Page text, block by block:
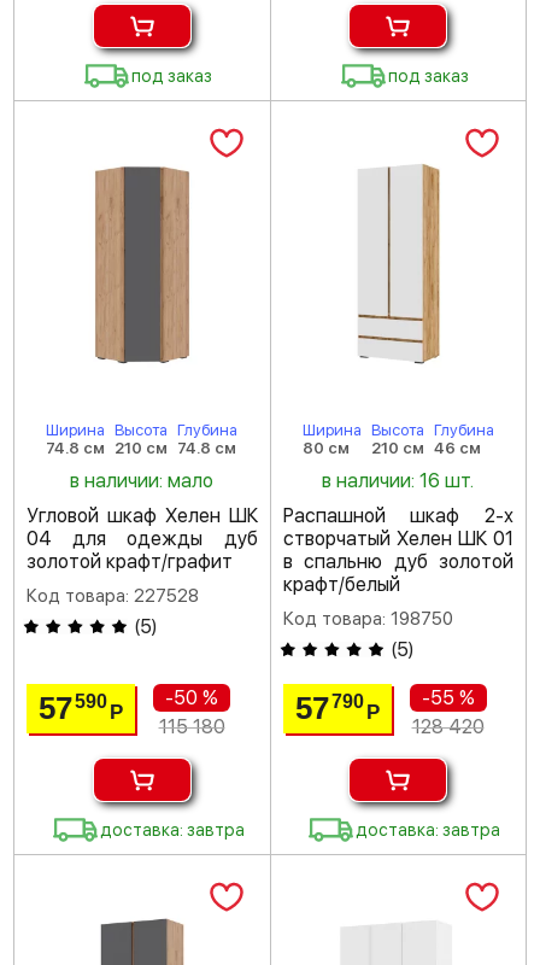
под заказ под заказ
Ширина
74.8 см
Высота
210 см
Глубина
74.8 см
в наличии: мало
Угловой шкаф Хелен ШК
04 для одежды дуб
золотой крафт/графит
Код товара: 227528
(5)
57590Р
-50 %
115 180
доставка: завтра
Ширина
80 см
Высота
210 см
Глубина
46 см
в наличии: 16 шт.
Распашной шкаф 2-х
створчатый Хелен ШК 01
в спальню дуб золотой
крафт/белый
Код товара: 198750
(5)
57790 Р
-55 %
128 420
доставка: завтра